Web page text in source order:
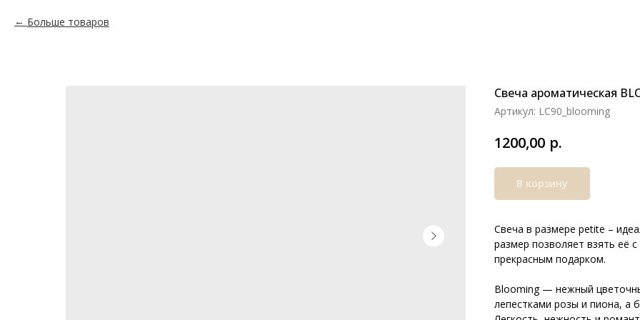
Больше товаров
Свеча ароматическая
Артикул: LC90_blooming
1200,00 р.
В корзину
Свеча в размере petite –
размер позволяет взять её
прекрасным подарком.
Blooming — нежный
лепестками розы и пиона, а